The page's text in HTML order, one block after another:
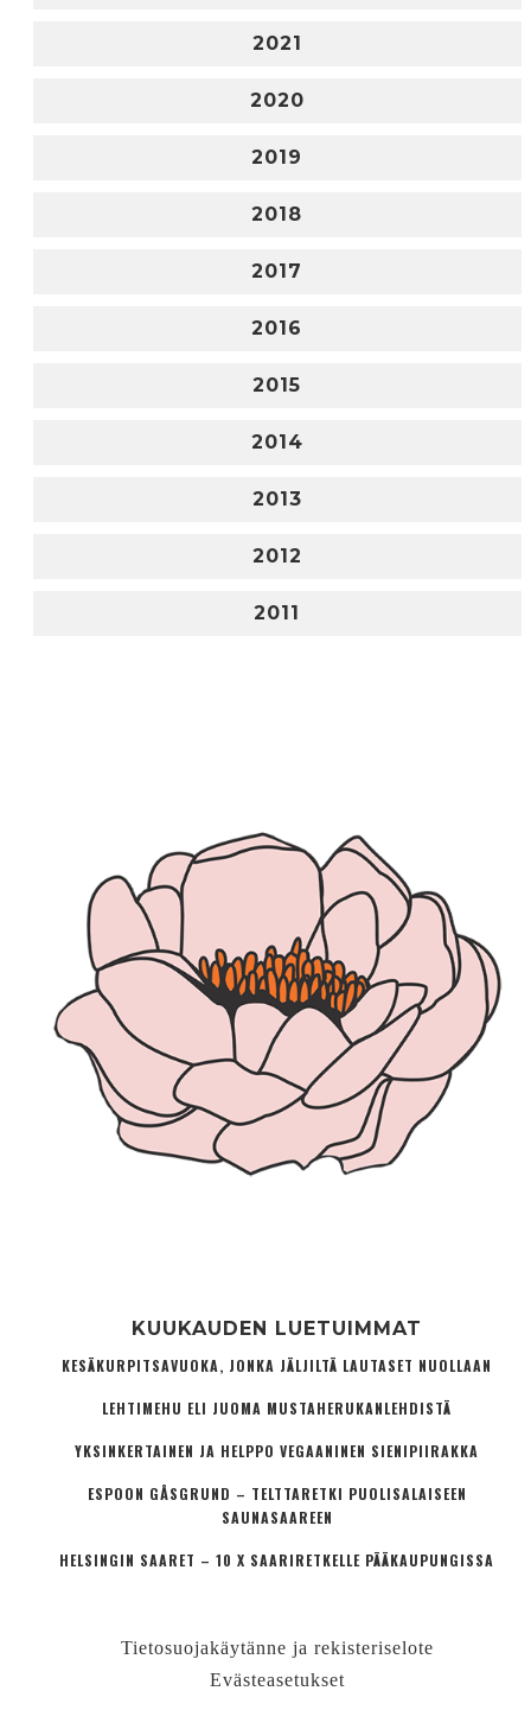
2021
2020
2019
2018
2017
2016
2015
2014
2013
2012
2011
KUUKAUDEN LUETUIMMAT
KESÄKURPITSAVUOKA, JONKA JÄLJILTÄ LAUTASET NUOLLAAN
LEHTIMEHU ELI JUOMA MUSTAHERUKANLEHDISTÄ
YKSINKERTAINEN JA HELPPO VEGAANINEN SIENIPIIRAKKA
ESPOON GÅSGRUND – TELTTARETKI PUOLISALAISEEN
SAUNASAAREEN
HELSINGIN SAARET – 10 X SAARIRETKELLE PÄÄKAUPUNGISSA
Tietosuojakäytänne ja rekisteriselote
Evästeasetukset